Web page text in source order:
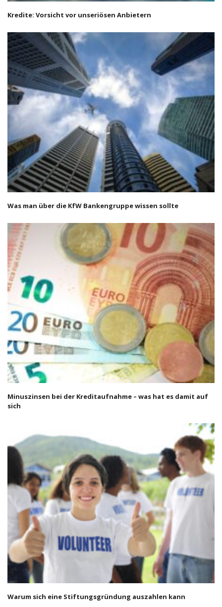
Kredite: Vorsicht vor unseriösen Anbietern
Was man über die KfW Bankengruppe wissen sollte
Minuszinsen bei der Kreditaufnahme – was hat es damit auf
sich
Warum sich eine Stiftungsgründung auszahlen kann